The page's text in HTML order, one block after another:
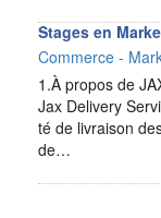
Stages en
Commerce -
1.À propos de
Jax Delivery
té de livraison
de…